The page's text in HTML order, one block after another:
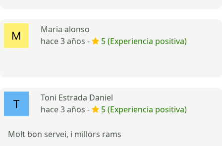
Maria alonso
hace 3 años -
5 (Experiencia positiva)
Toni Estrada Daniel
hace 3 años -
5 (Experiencia positiva)
Molt bon servei, i millors rams